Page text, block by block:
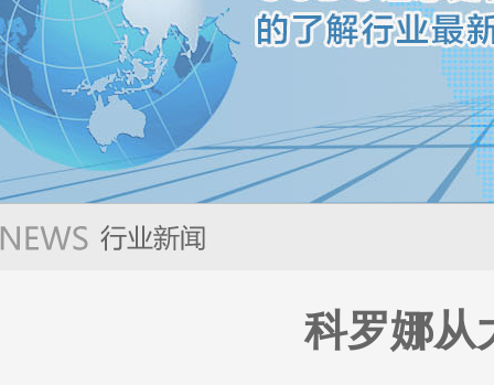
科罗娜从